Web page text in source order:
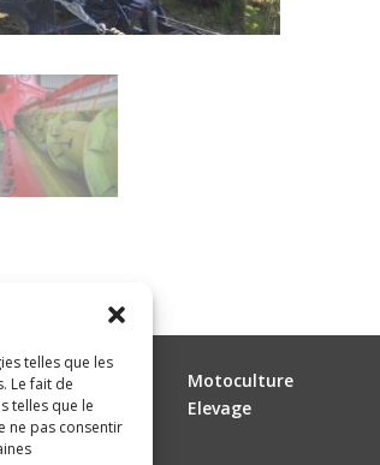
telles que les
Le fait de
telles que le
ne pas consentir
Motoculture
Elevage